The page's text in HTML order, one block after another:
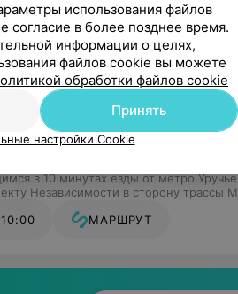
среда
р-н д. Королев стан ул.
в 10 минутах езды от метро
Независимости в сторону трассы
МАРШРУТ
использования файлов
согласие в более позднее время.
информации о целях,
файлов cookie вы можете
обработки файлов cookie
Принять
настройки Cookie